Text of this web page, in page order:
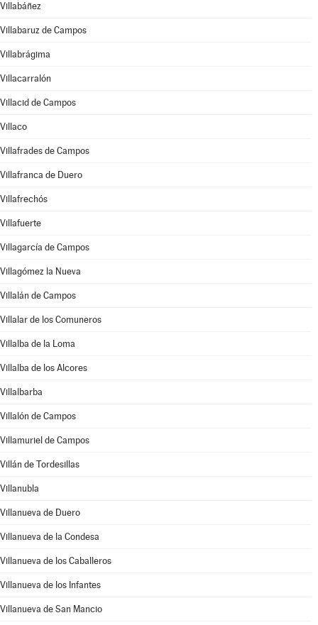
Villabáñez
Villabaruz de Campos
Villabrágima
Villacarralón
Villacid de Campos
Villaco
Villafrades de Campos
Villafranca de Duero
Villafrechós
Villafuerte
Villagarcía de Campos
Villagómez la Nueva
Villalán de Campos
Villalar de los Comuneros
Villalba de la Loma
Villalba de los Alcores
Villalbarba
Villalón de Campos
Villamuriel de Campos
Villán de Tordesillas
Villanubla
Villanueva de Duero
Villanueva de la Condesa
Villanueva de los Caballeros
Villanueva de los Infantes
Villanueva de San Mancio